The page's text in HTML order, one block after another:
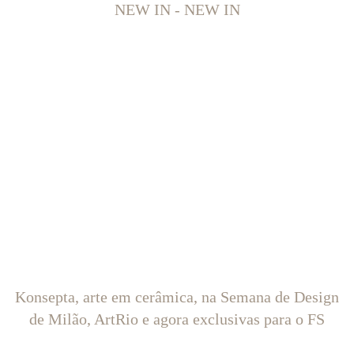
NEW IN - NEW IN
Konsepta, arte em cerâmica, na Semana de Design
de Milão, ArtRio e agora exclusivas para o FS